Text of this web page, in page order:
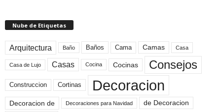
Nube de Etiquetas
Arquitectura Baño Baños Cama Camas Casa
Casa de Lujo Casas Cocina Cocinas Consejos
Construccion Cortinas Decoracion
Decoracion de Decoraciones para Navidad de Decoracion